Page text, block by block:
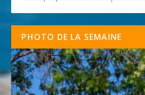
PHOTO DE LA SEMAINE